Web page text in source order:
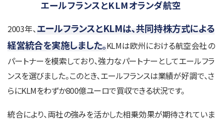
エールフランスとKLMオランダ航空
2003年、エールフランスとKLMは、共同持株方式による
経営統合を実施しました。KLMは欧州における航空会社の
パートナーを模索しており、強力なパートナーとしてエールフラ
ンスを選びました。このとき、エールフランスは業績が好調で、さ
らにKLMをわずか800億ユーロで買収できる状況です。
統合により、両社の強みを活かした相乗効果が期待されていま